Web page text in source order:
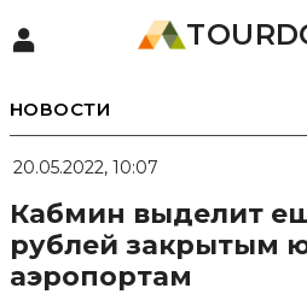
НОВОСТИ
20.05.2022, 10:07
Кабмин выделит
рублей закрытым
аэропортам